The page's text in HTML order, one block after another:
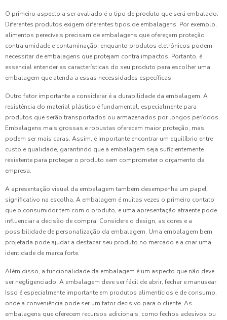
O primeiro aspecto a ser avaliado é o tipo de produto que será embalado.
Diferentes produtos exigem diferentes tipos de embalagens. Por exemplo,
alimentos perecíveis precisam de embalagens que ofereçam proteção
contra umidade e contaminação, enquanto produtos eletrônicos podem
necessitar de embalagens que protejam contra impactos. Portanto, é
essencial entender as características do seu produto para escolher uma
embalagem que atenda a essas necessidades específicas.
Outro fator importante a considerar é a durabilidade da embalagem. A
resistência do material plástico é fundamental, especialmente para
produtos que serão transportados ou armazenados por longos períodos.
Embalagens mais grossas e robustas oferecem maior proteção, mas
podem ser mais caras. Assim, é importante encontrar um equilíbrio entre
custo e qualidade, garantindo que a embalagem seja suficientemente
resistente para proteger o produto sem comprometer o orçamento da
empresa.
A apresentação visual da embalagem também desempenha um papel
significativo na escolha. A embalagem é muitas vezes o primeiro contato
que o consumidor tem com o produto, e uma apresentação atraente pode
influenciar a decisão de compra. Considere o design, as cores e a
possibilidade de personalização da embalagem. Uma embalagem bem
projetada pode ajudar a destacar seu produto no mercado e a criar uma
identidade de marca forte.
Além disso, a funcionalidade da embalagem é um aspecto que não deve
ser negligenciado. A embalagem deve ser fácil de abrir, fechar e manusear.
Isso é especialmente importante em produtos alimentícios e de consumo,
onde a conveniência pode ser um fator decisivo para o cliente. As
embalagens que oferecem recursos adicionais, como fechos adesivos ou